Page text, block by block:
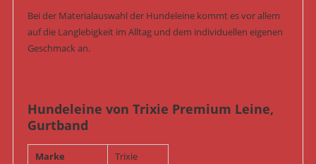
Bei der Materialauswahl der Hundeleine kommt es vor allem
auf die Langlebigkeit im Alltag und dem individuellen eigenen
Geschmack an.
Hundeleine von Trixie Premium Leine,
Gurtband
Marke
Trixie